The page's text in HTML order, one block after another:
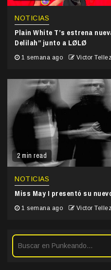
NOTICIAS
Plain White T’s estrena
Delilah” junto a LØLØ
1 semana ago Victor Tellez
2 min read
NOTICIAS
Miss May I presentó su
1 semana ago Victor Tellez